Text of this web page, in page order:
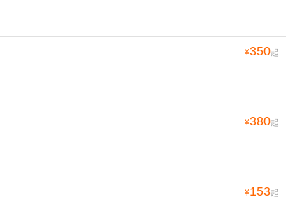
¥350起
¥380起
¥153起